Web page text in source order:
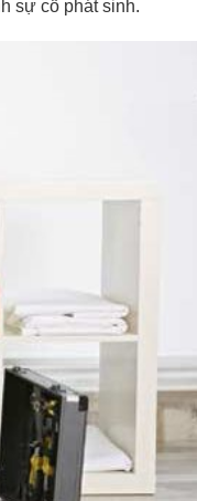
sự cố phát sinh.